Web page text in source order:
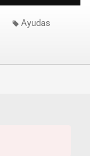
Ayudas